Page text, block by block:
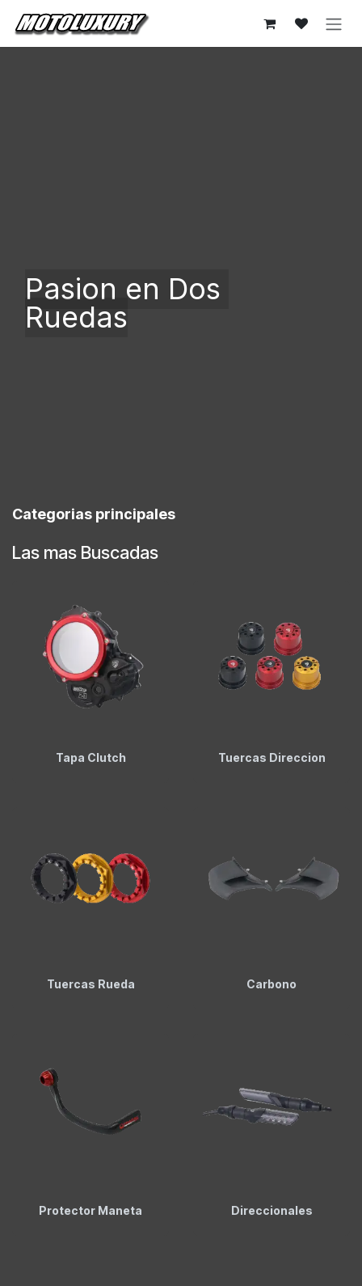
Ir al contenido
Pasion en Dos
Ruedas
Categorias principales
Las mas Buscadas
Tapa Clutch Tuercas Direccion
Tuercas Rueda Carbono
Protector Maneta Direccionales